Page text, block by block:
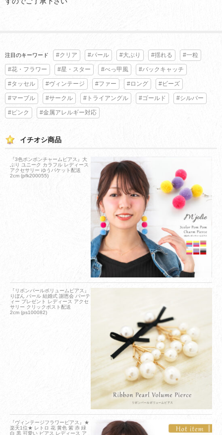
注目のキーワード #クリア #パール #大ぶり #揺れる #一粒
#花・フラワー #星・スター #べっ甲風 #バックキャッチ
#タッセル #ヴィンテージ #ファー #ロング #ビーズ
#マーブル #サークル #トライアングル #ゴールド #シルバー
#ピンク #金属アレルギー対応
イチオシ商品
『3色ポンポンチャームピアス』大
ぶり ユニーク カラフル レディース
アクセサリー ゆうパケット配送
2cm (pfk200055)
『リボンパールボリュームピアス』
りぼん パール 結婚式 謝恩会 パーテ
ィー プレゼント レディース アクセ
サリー クリックポスト配送
2cm (ps100082)
『ヴィンテージフラワーピアス』★
楽天1位★ レトロ 花 黄色 紫 赤 緑
白 黒 可愛い ピアス レディース ア